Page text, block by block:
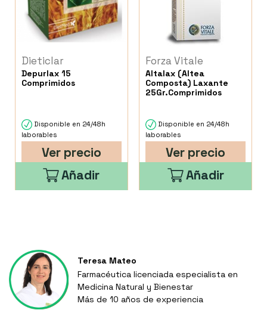
Dieticlar
Depurlax 15
Comprimidos
Disponible en 24/48h
laborables
Ver precio
Añadir
Forza Vitale
Altalax (Altea
Composta) Laxante
25Gr.Comprimidos
Disponible en 24/48h
laborables
Ver precio
Añadir
Teresa Mateo
Farmacéutica licenciada especialista en
Medicina Natural y Bienestar
Más de 10 años de experiencia